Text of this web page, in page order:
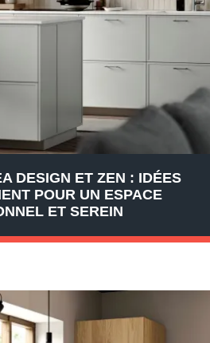
DESIGN ET ZEN : IDÉES
POUR UN ESPACE
ET SEREIN